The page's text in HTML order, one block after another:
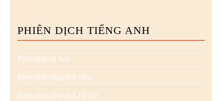
PHIÊN DỊCH TIẾNG ANH
Phiên dịch tại Anh
Phiên dịch tiếng Anh cabin
Phiên dịch tiếng Anh Hà Nội